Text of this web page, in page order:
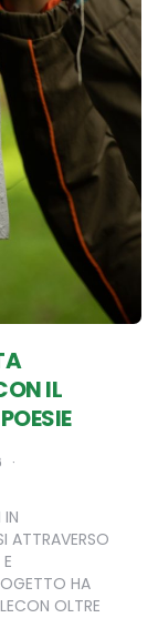
IL
ATTRAVERSO
HA
OLTRE